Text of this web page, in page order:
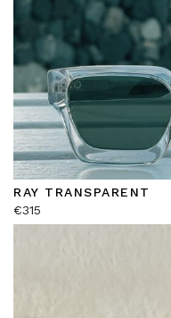
RAY TRANSPARENT
€315